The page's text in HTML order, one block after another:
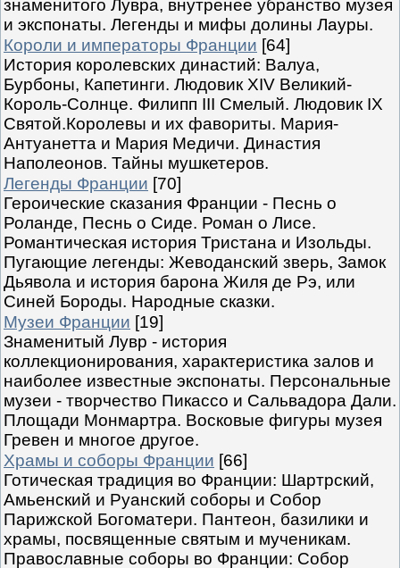
знаменитого Лувра, внутренее убранство музея
и экспонаты. Легенды и мифы долины Лауры.
Короли и императоры Франции [64]
История королевских династий: Валуа,
Бурбоны, Капетинги. Людовик XIV Великий-
Король-Солнце. Филипп III Смелый. Людовик IX
Святой.Королевы и их фавориты. Мария-
Антуанетта и Мария Медичи. Династия
Наполеонов. Тайны мушкетеров.
Легенды Франции [70]
Героические сказания Франции - Песнь о
Роланде, Песнь о Сиде. Роман о Лисе.
Романтическая история Тристана и Изольды.
Пугающие легенды: Жеводанский зверь, Замок
Дьявола и история барона Жиля де Рэ, или
Синей Бороды. Народные сказки.
Музеи Франции [19]
Знаменитый Лувр - история
коллекционирования, характеристика залов и
наиболее известные экспонаты. Персональные
музеи - творчество Пикассо и Сальвадора Дали.
Площади Монмартра. Восковые фигуры музея
Гревен и многое другое.
Храмы и соборы Франции [66]
Готическая традиция во Франции: Шартрский,
Амьенский и Руанский соборы и Собор
Парижской Богоматери. Пантеон, базилики и
храмы, посвященные святым и мученикам.
Православные соборы во Франции: Собор